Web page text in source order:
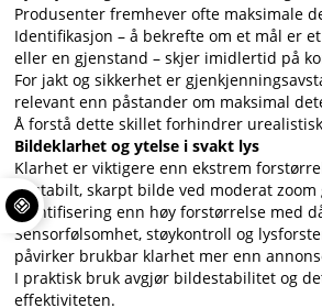
Produsenter fremhever ofte maksimale
Identifikasjon – å bekrefte om et mål er
eller en gjenstand – skjer imidlertid på
For jakt og sikkerhet er
relevant enn påstander om maksimal
Å forstå dette skillet forhindrer
Bildeklarhet og ytelse i svakt lys
Klarhet er viktigere enn ekstrem
Et stabilt, skarpt bilde ved moderat
identifisering enn høy forstørrelse med
Sensorfølsomhet, støykontroll og
påvirker brukbar klarhet mer enn
I praktisk bruk avgjør bildestabilitet og
effektiviteten.